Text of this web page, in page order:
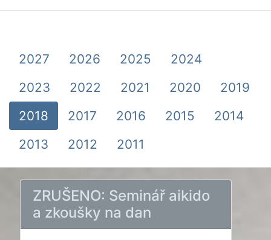
2027 2026 2025
2024
2023
2022 2021 2020
2019
2018
2017 2016 2015
2014
2013
2012 2011
ZRUŠENO: Seminář aikido
a zkoušky na dan